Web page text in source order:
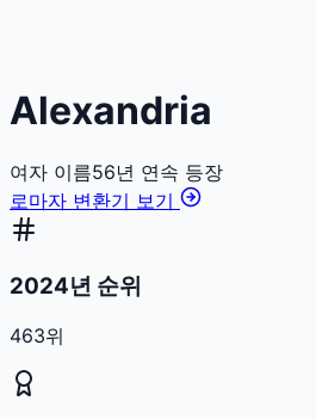
Alexandria
여자 이름56년 연속 등장
로마자 변환기 보기
2024년 순위
463위